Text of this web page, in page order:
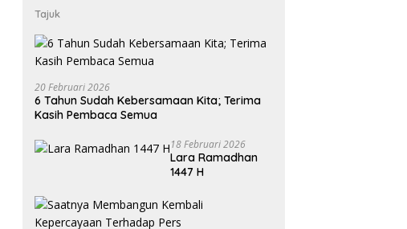
Tajuk
20 Februari 2026
6 Tahun Sudah Kebersamaan Kita; Terima
Kasih Pembaca Semua
18 Februari 2026
Lara Ramadhan
1447 H